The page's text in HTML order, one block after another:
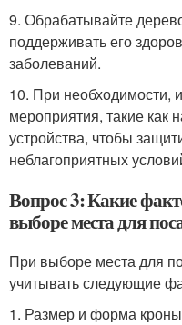
9. Обрабатывайте
поддерживать его
заболеваний.
10. При необходимости,
мероприятия, такие как
устройства, чтобы
неблагоприятных
Вопрос 3: Какие
выборе места для
При выборе места для
учитывать следующие
1. Размер и форма